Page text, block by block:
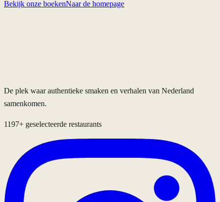
Bekijk onze boekenNaar de homepage
De plek waar authentieke smaken en verhalen van Nederland
samenkomen.
1197+ geselecteerde restaurants